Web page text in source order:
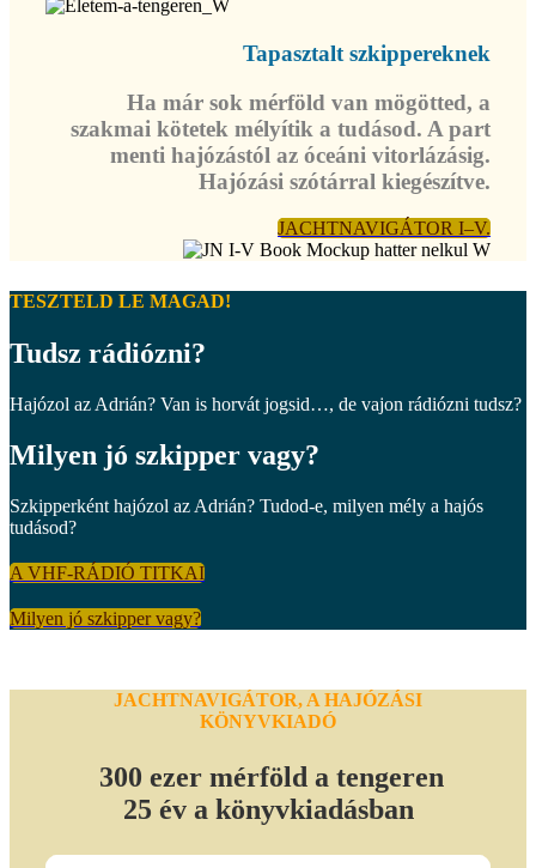
Tapasztalt szkippereknek
Ha már sok mérföld van mögötted, a
szakmai kötetek mélyítik a tudásod. A part
menti hajózástól az óceáni vitorlázásig.
Hajózási szótárral kiegészítve.
JACHTNAVIGÁTOR I–V.
TESZTELD LE MAGAD!
Tudsz rádiózni?
Hajózol az Adrián? Van is horvát jogsid…, de vajon rádiózni tudsz?
Milyen jó szkipper vagy?
Szkipperként hajózol az Adrián? Tudod-e, milyen mély a hajós
tudásod?
A VHF-RÁDIÓ TITKAI
Milyen jó szkipper vagy?
JACHTNAVIGÁTOR, A HAJÓZÁSI
KÖNYVKIADÓ
300 ezer mérföld a tengeren
25 év a könyvkiadásban